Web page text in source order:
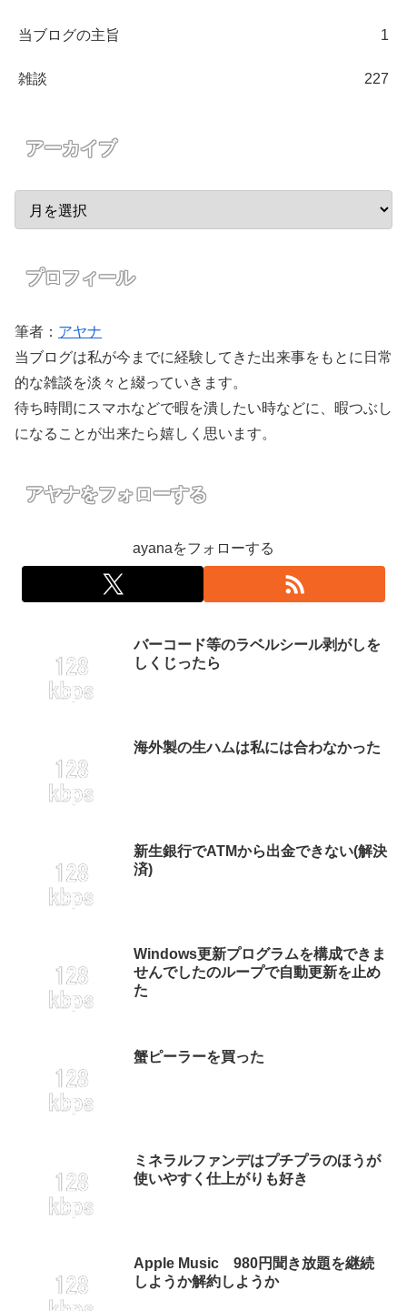
当ブログの主旨 1
雑談 227
アーカイブ
プロフィール
筆者： アヤナ
当ブログは私が今までに経験してきた出来事をもとに日常
的な雑談を淡々と綴っていきます。
待ち時間にスマホなどで暇を潰したい時などに、暇つぶし
になることが出来たら嬉しく思います。
アヤナをフォローする
ayanaをフォローする
バーコード等のラベルシール剥がしを
しくじったら
海外製の生ハムは私には合わなかった
新生銀行でATMから出金できない(解決
済)
Windows更新プログラムを構成できま
せんでしたのループで自動更新を止め
た
蟹ピーラーを買った
ミネラルファンデはプチプラのほうが
使いやすく仕上がりも好き
Apple Music 980円聞き放題を継続
しようか解約しようか